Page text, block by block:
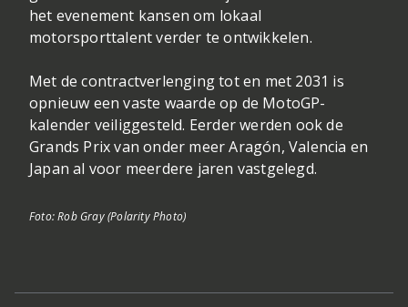
het evenement kansen om lokaal
motorsporttalent verder te ontwikkelen.
Met de contractverlenging tot en met 2031 is
opnieuw een vaste waarde op de MotoGP-
kalender veiliggesteld. Eerder werden ook de
Grands Prix van onder meer Aragón, Valencia en
Japan al voor meerdere jaren vastgelegd.
Foto: Rob Gray (Polarity Photo)